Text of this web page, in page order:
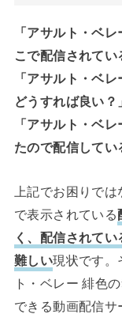
「アサルト・ベ
こで配信されてい
「アサルト・ベ
どうすれば良い？
「アサルト・ベ
たので配信してい
上記でお困りで
で表示されている
く、配信されて
難しい現状です。
ト・ベレー 緋色
できる動画配信サ